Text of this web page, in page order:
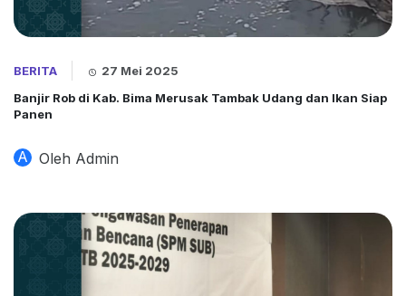
BERITA
27 Mei 2025
Banjir Rob di Kab. Bima Merusak Tambak Udang dan Ikan Siap
Panen
A Oleh Admin